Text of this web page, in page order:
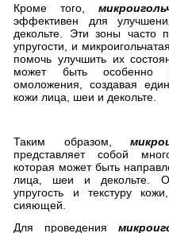
Кроме того,
эффективен для
декольте. Эти зоны часто
упругости, и
помочь улучшить их
может быть особенно
омоложения, создавая
кожи лица, шеи и декольте.
Таким образом,
представляет собой
которая может быть
лица, шеи и декольте.
упругость и текстуру
сияющей.
Для проведения